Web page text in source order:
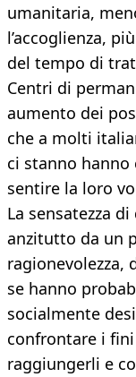
umanitaria,
l’accoglienza,
del tempo di
Centri di
aumento dei
che a molti
ci stanno hanno
sentire la loro
La sensatezza
anzitutto da un
ragionevolezza,
se hanno
socialmente
confrontare i
raggiungerli e